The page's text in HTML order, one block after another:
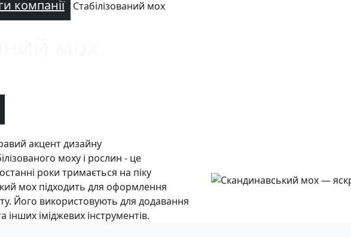
компанії Стабілізований мох
акцент дизайну
моху і рослин - це
роки тримається на піку
мох підходить для оформлення
Його використовують для додавання
інших іміджевих інструментів.